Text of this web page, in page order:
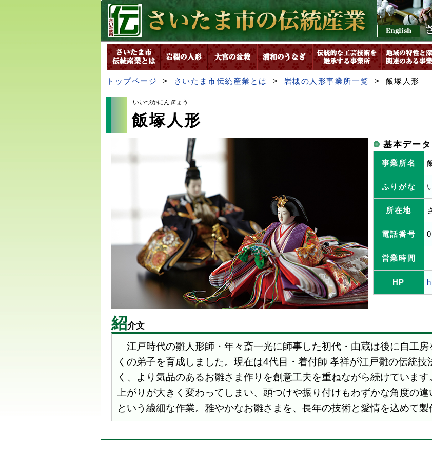
トップページ > さいたま市伝統産業とは > 岩槻の人形事業所一覧 > 飯塚人形
いいづかにんぎょう
飯塚人形
基本データ
事業所名
ふりがな
所在地
電話番号
営業時間
HP
紹介文
江戸時代の雛人形師・年々斎一光に師事した初代・由蔵は後に自工房
くの弟子を育成しました。現在は4代目・着付師 孝祥が江戸雛の伝統
く、より気品のあるお雛さま作りを創意工夫を重ねながら続けていま
上がりが大きく変わってしまい、頭つけや振り付けもわずかな角度の
という繊細な作業。雅やかなお雛さまを、長年の技術と愛情を込めて製